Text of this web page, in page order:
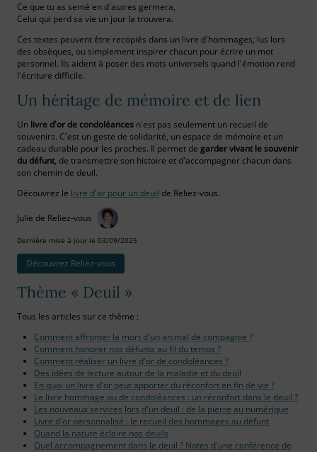
Ce que tu as semé en d'autres germera,
Celui qui perd sa vie un jour la trouvera.
Ces textes peuvent être recopiés dans un livre d'hommages, lus lors
des obsèques, ou simplement inspirer chacun pour écrire un mot
personnel. Ils aident à poser des mots universels quand l'émotion rend
l'écriture difficile.
Un héritage de mémoire et de lien
Un livre d'or de condoléances n'est pas seulement un recueil de
souvenirs. C'est un geste de solidarité, un espace de mémoire et un
cadeau durable pour les proches. Il permet de garder vivant le souvenir
du défunt, de transmettre son histoire et d'accompagner chacun dans
son chemin de deuil.
Découvrez le livre d'or pour un deuil de Reliez-vous.
Julie de Reliez-vous
Dernière mise à jour le 03/09/2025
Découvrez Reliez‑vous
Thème « Deuil »
Tous les articles sur ce thème :
Comment affronter la mort d'un animal de compagnie ?
Comment honorer nos défunts au fil du temps ?
Comment réaliser un livre d'or de condoléances ?
Des idées de lecture autour de la maladie et du deuil
En quoi un livre d'or peut apporter du réconfort en fin de vie ?
Le livre hommage ou de condoléances : un réconfort dans le deuil ?
Les nouveaux services lors d'un deuil : de la pierre au numérique
Livre d'or personnalisé : le recueil des hommages au défunt
Quand la nature éclaire nos deuils
Quel accompagnement dans le deuil ? Notes d'une conférence de